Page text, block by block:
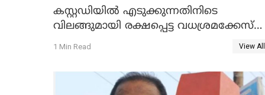
കസ്റ്റഡിയിൽ എടുക്കുന്നതിനിടെ
വിലങ്ങുമായി രക്ഷപ്പെട്ട വധശ്രമക്കേസ്
പ്രതി പിടിയിൽ
1 Min Read View All